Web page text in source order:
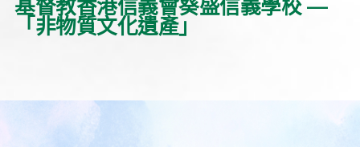
基督教香港信義會葵盛信義學校 —
「非物質文化遺產」